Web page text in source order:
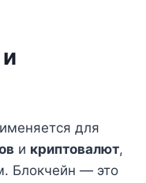
для
и криптовалют,
Блокчейн — это